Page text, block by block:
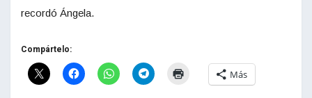
recordó Ángela.
Compártelo:
Más